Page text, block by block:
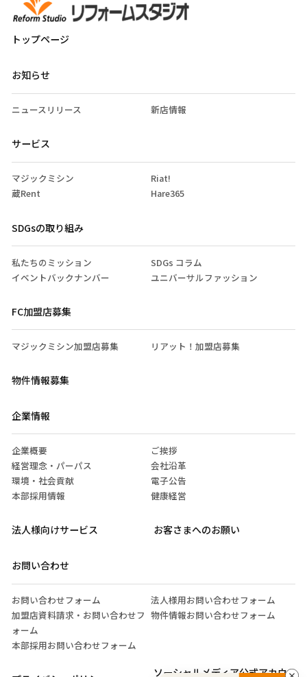
トップページ
お知らせ
ニュースリリース 新店情報
サービス
マジックミシン
Riat!
蔵Rent
Hare365
SDGsの取り組み
私たちのミッション
SDGs コラム
イベントバックナンバー
ユニバーサルファッション
FC加盟店募集
マジックミシン加盟店募集 リアット！加盟店募集
物件情報募集
企業情報
企業概要
ご挨拶
経営理念・パーパス
会社沿革
環境・社会貢献
電子公告
本部採用情報
健康経営
法人様向けサービス お客さまへのお願い
お問い合わせ
お問い合わせフォーム
法人様用お問い合わせフォーム
加盟店資料請求・お問い合わせフ
ォーム
物件情報お問い合わせフォーム
本部採用お問い合わせフォーム
ソーシャルメディア公式アカウ